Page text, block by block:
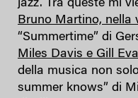
jazz. Tra queste mi
Bruno Martino, nella
“Summertime” di
Miles Davis e Gill
della musica non
summer knows” di